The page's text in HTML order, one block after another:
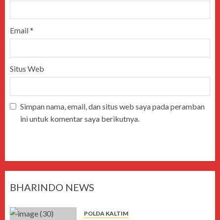
Email*
Situs Web
Simpan nama, email, dan situs web saya pada peramban
ini untuk komentar saya berikutnya.
BHARINDO NEWS
POLDA KALTIM